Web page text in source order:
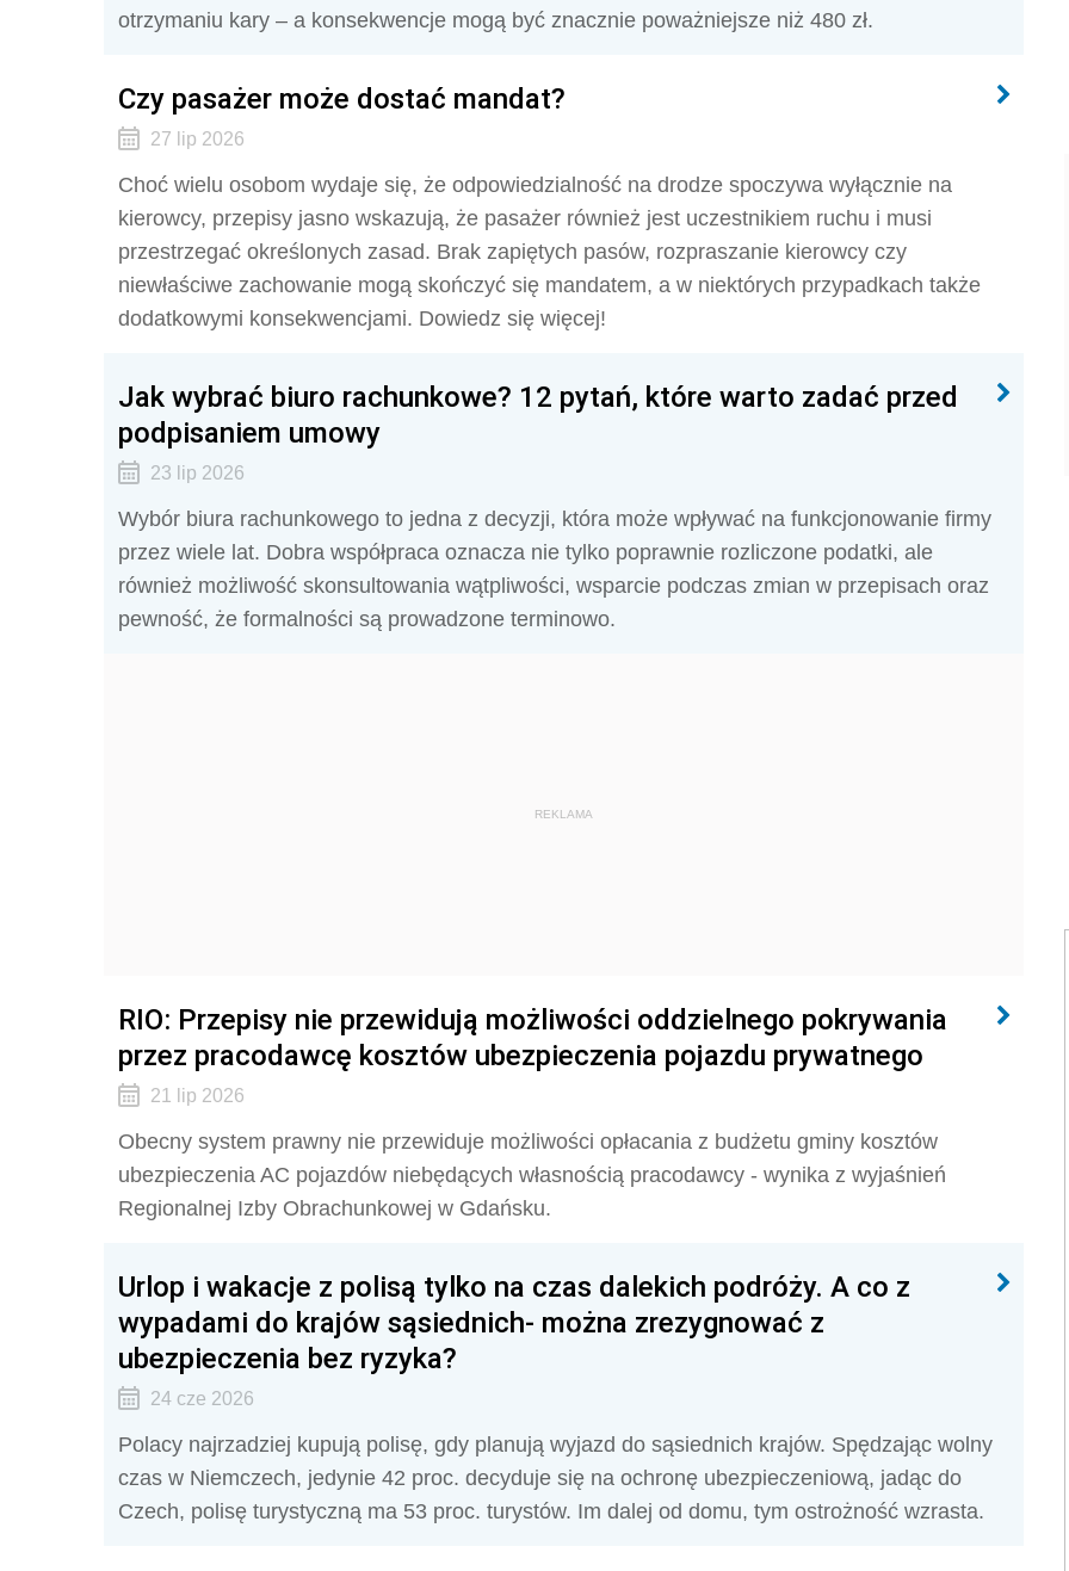
otrzymaniu kary – a konsekwencje mogą być znacznie poważniejsze niż 480 zł.
Czy pasażer może dostać mandat?
27 lip 2026
Choć wielu osobom wydaje się, że odpowiedzialność na drodze spoczywa wyłącznie na
kierowcy, przepisy jasno wskazują, że pasażer również jest uczestnikiem ruchu i musi
przestrzegać określonych zasad. Brak zapiętych pasów, rozpraszanie kierowcy czy
niewłaściwe zachowanie mogą skończyć się mandatem, a w niektórych przypadkach także
dodatkowymi konsekwencjami. Dowiedz się więcej!
Jak wybrać biuro rachunkowe? 12 pytań, które warto zadać przed
podpisaniem umowy
23 lip 2026
Wybór biura rachunkowego to jedna z decyzji, która może wpływać na funkcjonowanie firmy
przez wiele lat. Dobra współpraca oznacza nie tylko poprawnie rozliczone podatki, ale
również możliwość skonsultowania wątpliwości, wsparcie podczas zmian w przepisach oraz
pewność, że formalności są prowadzone terminowo.
REKLAMA
RIO: Przepisy nie przewidują możliwości oddzielnego pokrywania
przez pracodawcę kosztów ubezpieczenia pojazdu prywatnego
21 lip 2026
Obecny system prawny nie przewiduje możliwości opłacania z budżetu gminy kosztów
ubezpieczenia AC pojazdów niebędących własnością pracodawcy - wynika z wyjaśnień
Regionalnej Izby Obrachunkowej w Gdańsku.
Urlop i wakacje z polisą tylko na czas dalekich podróży. A co z
wypadami do krajów sąsiednich- można zrezygnować z
ubezpieczenia bez ryzyka?
24 cze 2026
Polacy najrzadziej kupują polisę, gdy planują wyjazd do sąsiednich krajów. Spędzając wolny
czas w Niemczech, jedynie 42 proc. decyduje się na ochronę ubezpieczeniową, jadąc do
Czech, polisę turystyczną ma 53 proc. turystów. Im dalej od domu, tym ostrożność wzrasta.